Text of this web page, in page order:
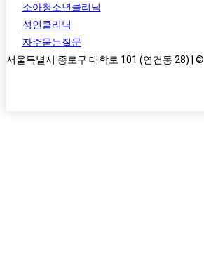
소아청소년클리닉
성인클리닉
자주묻는질문
서울특별시 종로구 대학로 101 (연건동 28) | ©